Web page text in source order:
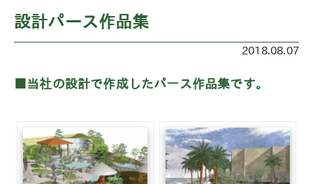
設計パース作品集
2018.08.07
■当社の設計で作成したパース作品集です。